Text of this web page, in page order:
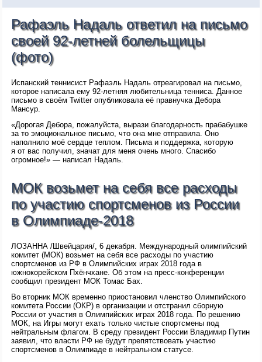
Рафаэль Надаль ответил на письмо
своей 92-летней болельщицы
(фото)
Испанский теннисист Рафаэль Надаль отреагировал на письмо,
которое написала ему 92-летняя любительница тенниса. Данное
письмо в своём Twitter опубликовала её правнучка Дебора
Мансур.
«Дорогая Дебора, пожалуйста, вырази благодарность прабабушке
за то эмоциональное письмо, что она мне отправила. Оно
наполнило моё сердце теплом. Письма и поддержка, которую
я от вас получил, значат для меня очень много. Спасибо
огромное!» — написал Надаль.
МОК возьмет на себя все расходы
по участию спортсменов из России
в Олимпиаде-2018
ЛОЗАННА /Швейцария/, 6 декабря. Международный олимпийский
комитет (МОК) возьмет на себя все расходы по участию
спортсменов из РФ в Олимпийских играх 2018 года в
южнокорейском Пхёнчхане. Об этом на пресс-конференции
сообщил президент МОК Томас Бах.
Во вторник МОК временно приостановил членство Олимпийского
комитета России (ОКР) в организации и отстранил сборную
России от участия в Олимпийских играх 2018 года. По решению
МОК, на Игры могут ехать только чистые спортсмены под
нейтральным флагом. В среду президент России Владимир Путин
заявил, что власти РФ не будут препятствовать участию
спортсменов в Олимпиаде в нейтральном статусе.